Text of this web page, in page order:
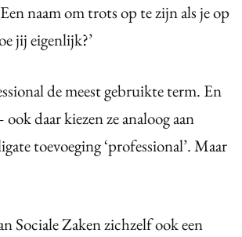
naam om trots op te zijn als je op
jij eigenlijk?’
de meest gebruikte term. En
daar kiezen ze analoog aan
toevoeging ‘professional’. Maar
Sociale Zaken zichzelf ook een